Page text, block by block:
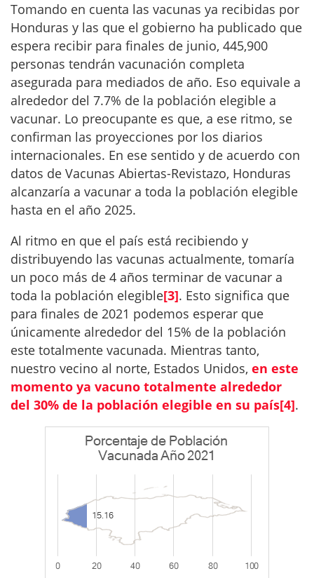
Tomando en cuenta las vacunas ya recibidas por
Honduras y las que el gobierno ha publicado que
espera recibir para finales de junio, 445,900
personas tendrán vacunación completa
asegurada para mediados de año. Eso equivale a
alrededor del 7.7% de la población elegible a
vacunar. Lo preocupante es que, a ese ritmo, se
confirman las proyecciones por los diarios
internacionales. En ese sentido y de acuerdo con
datos de Vacunas Abiertas-Revistazo, Honduras
alcanzaría a vacunar a toda la población elegible
hasta en el año 2025.
Al ritmo en que el país está recibiendo y
distribuyendo las vacunas actualmente, tomaría
un poco más de 4 años terminar de vacunar a
toda la población elegible[3]. Esto significa que
para finales de 2021 podemos esperar que
únicamente alrededor del 15% de la población
este totalmente vacunada. Mientras tanto,
nuestro vecino al norte, Estados Unidos, en este
momento ya vacuno totalmente alrededor
del 30% de la población elegible en su país[4].